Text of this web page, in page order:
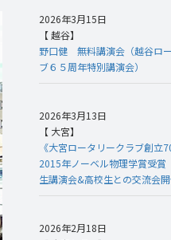
2026年3月15日
【 越谷】
野口健 無料講演会（越谷ロ
ブ６５周年特別講演会）
2026年3月13日
【 大宮】
《大宮ロータリークラブ創立
2015年ノーベル物理学賞受賞
生講演会&高校生との交流会
2026年2月18日